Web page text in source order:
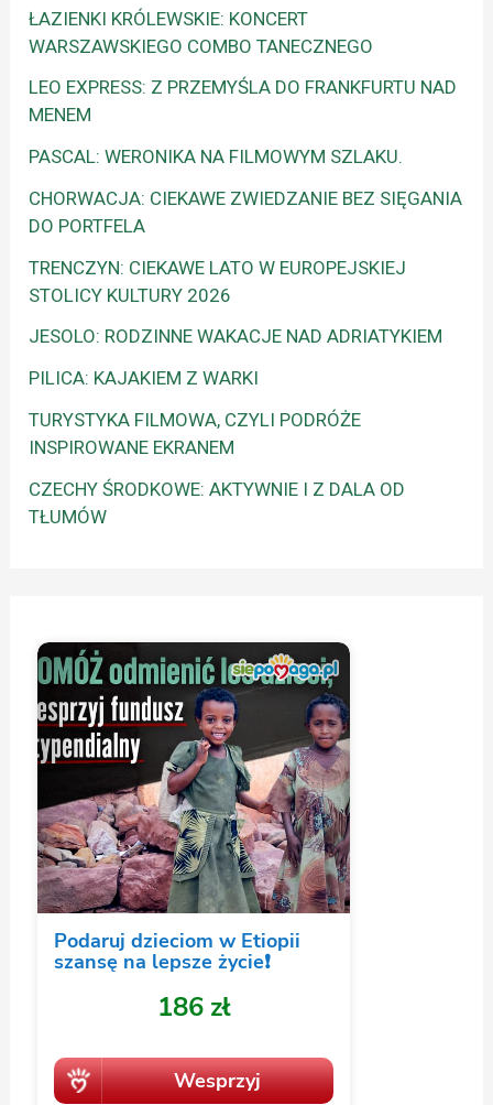
ŁAZIENKI KRÓLEWSKIE: KONCERT
WARSZAWSKIEGO COMBO TANECZNEGO
LEO EXPRESS: Z PRZEMYŚLA DO FRANKFURTU NAD
MENEM
PASCAL: WERONIKA NA FILMOWYM SZLAKU.
CHORWACJA: CIEKAWE ZWIEDZANIE BEZ SIĘGANIA
DO PORTFELA
TRENCZYN: CIEKAWE LATO W EUROPEJSKIEJ
STOLICY KULTURY 2026
JESOLO: RODZINNE WAKACJE NAD ADRIATYKIEM
PILICA: KAJAKIEM Z WARKI
TURYSTYKA FILMOWA, CZYLI PODRÓŻE
INSPIROWANE EKRANEM
CZECHY ŚRODKOWE: AKTYWNIE I Z DALA OD
TŁUMÓW